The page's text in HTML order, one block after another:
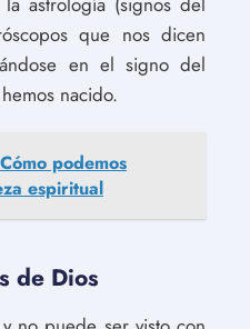
que nos dicen
en el signo del
nacido.
Cómo podemos
espiritual
de Dios